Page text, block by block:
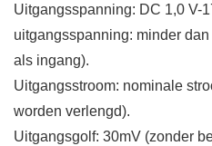
Uitgangsspanning: DC 1,0 V-
uitgangsspanning: minder dan
als ingang).
Uitgangsstroom: nominale
worden verlengd).
Uitgangsgolf: 30mV (zonder